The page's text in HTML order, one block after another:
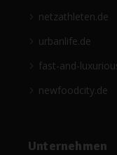
netzathleten.de
urbanlife.de
fast-and-
newfoodcity.de
Unternehmen